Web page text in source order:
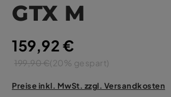
GTX M
159,92 €
199,90 €(20% gespart)
Preise inkl. MwSt. zzgl. Versandkosten